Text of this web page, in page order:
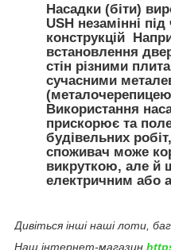
Насадки (біти)
USH незамінні
конструкцій
встановлення
стін різними
сучасними
Використання
прискорює та
будівельних
споживач може
викруткою, але й
електричним або
Дивіться інші наші лоти,
Наш інтернет-магазин